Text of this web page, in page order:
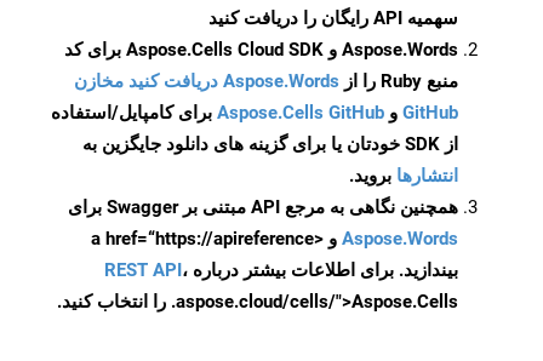
سهمیه API رایگان را دریافت کنید
Aspose.Words و Aspose.Cells Cloud SDK برای کد
منبع Ruby را از
Aspose.Words دریافت کنید مخازن
GitHub و Aspose.Cells GitHub برای کامپایل/استفاده
از SDK خودتان یا برای گزینه های دانلود جایگزین به
انتشارها بروید.
همچنین نگاهی به مرجع API مبتنی بر Swagger برای
Aspose.Words
و <a href=“https://apireference
بیندازید. برای اطلاعات بیشتر درباره REST API،
.aspose.cloud/cells/">Aspose.Cells را انتخاب کنید.